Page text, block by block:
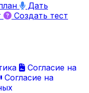
Дать
Создать тест
Согласие на
Согласие на